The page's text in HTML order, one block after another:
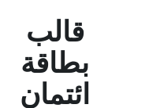
قالب
بطاقة
ائتمان